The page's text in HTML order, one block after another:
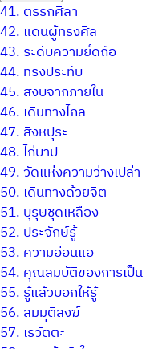
41. ตรรกศิลา
42. แดนผู้ทรงศีล
43. ระดับความยึดถือ
44. ทรงประทับ
45. สงบจากภายใน
46. เดินทางไกล
47. สิงหปุระ
48.ไถ่บาป
49.วัดแห่งความว่างเปล่า
50. เดินทางด้วยจิต
51. บุรุษชุดเหลือง
52. ประจักษ์รู้
53. ความอ่อนแอ
54. คุณสมบัติของการเป็น
55. รู้แล้วบอกให้รู้
56. สมมุติสงฆ์
57. เรวัตตะ